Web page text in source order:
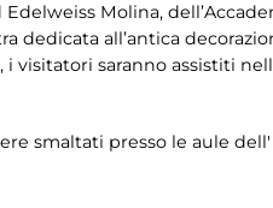
Molina,
dedicata all’antica
visitatori saranno assistiti
smaltati presso le aule